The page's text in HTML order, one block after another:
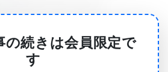
あるペドロ・R・ローウェンシ
べている。
の続きは会員限定で
す